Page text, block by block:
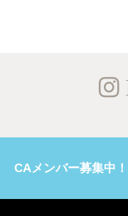
CAメンバー募集中！